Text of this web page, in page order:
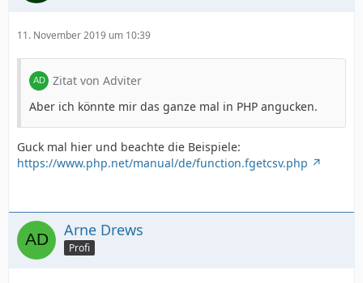
11. November 2019 um 10:39
Zitat von Adviter
Aber ich könnte mir das ganze mal in PHP angucken.
Guck mal hier und beachte die Beispiele:
https://www.php.net/manual/de/function.fgetcsv.php
Arne Drews
Profi